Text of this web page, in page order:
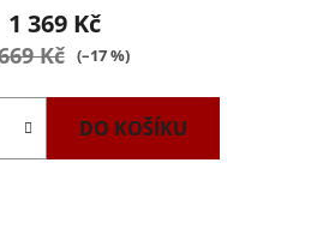
1 369 Kč
Kč (–17 %)
DO KOŠÍKU